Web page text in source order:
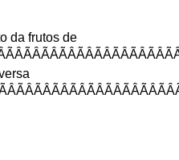
da frutos de